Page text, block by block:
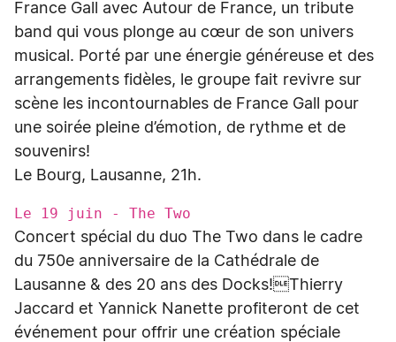
France Gall avec Autour de France, un tribute
band qui vous plonge au cœur de son univers
musical. Porté par une énergie généreuse et des
arrangements fidèles, le groupe fait revivre sur
scène les incontournables de France Gall pour
une soirée pleine d’émotion, de rythme et de
souvenirs!
Le Bourg, Lausanne, 21h.
Le 19 juin - The Two
Concert spécial du duo The Two dans le cadre
du 750e anniversaire de la Cathédrale de
Lausanne & des 20 ans des Docks!Thierry
Jaccard et Yannick Nanette profiteront de cet
événement pour offrir une création spéciale